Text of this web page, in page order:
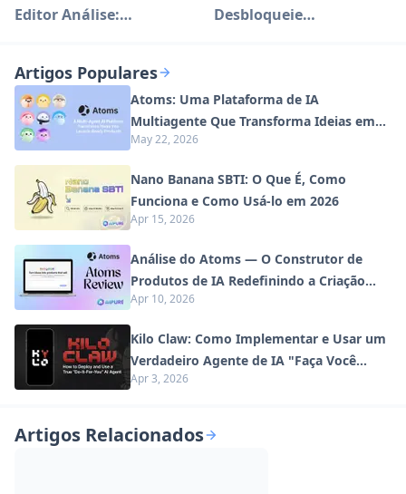
Editor Análise:
Desbloqueie
Artigos Populares
Atoms: Uma Plataforma de IA
Multiagente Que Transforma Ideias em
Produtos Prontos para Lançamento
May 22, 2026
Nano Banana SBTI: O Que É, Como
Funciona e Como Usá-lo em 2026
Apr 15, 2026
Análise do Atoms — O Construtor de
Produtos de IA Redefinindo a Criação
Digital em 2026
Apr 10, 2026
Kilo Claw: Como Implementar e Usar um
Verdadeiro Agente de IA "Faça Você
Mesmo" (Atualização de 2026)
Apr 3, 2026
Artigos Relacionados